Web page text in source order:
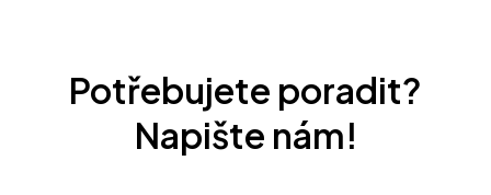
Potřebujete poradit?
Napište nám!